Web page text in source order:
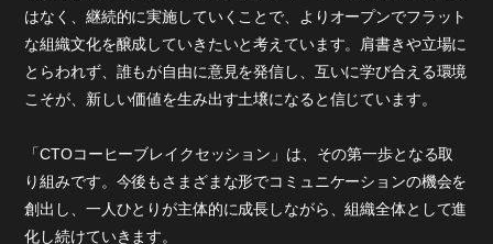
はなく、継続的に実施していくことで、よりオープンでフラット
な組織文化を醸成していきたいと考えています。肩書きや立場に
とらわれず、誰もが自由に意見を発信し、互いに学び合える環境
こそが、新しい価値を生み出す土壌になると信じています。
「CTOコーヒーブレイクセッション」は、その第一歩となる取
り組みです。今後もさまざまな形でコミュニケーションの機会を
創出し、一人ひとりが主体的に成長しながら、組織全体として進
化し続けていきます。